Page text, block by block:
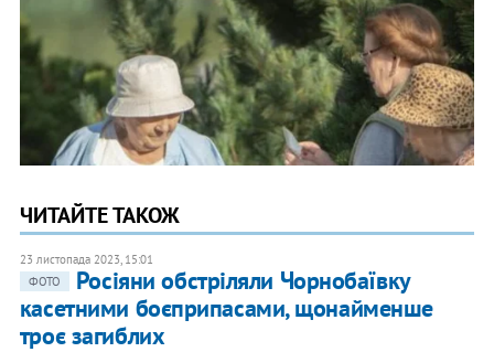
ЧИТАЙТЕ ТАКОЖ
23 листопада 2023, 15:01
ФОТО
Росіяни обстріляли Чорнобаївку
касетними боєприпасами, щонайменше
троє загиблих